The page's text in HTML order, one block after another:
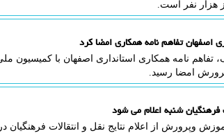
هزار نفر است.
اصفهان تفاهم نامه همکاری امضا کرد
امضا رسید.
فرهنگیان شنبه اعلام می شود
از اعلام نتایج نقل و انتقالات فرهنگیان در۶ تیر اطلاع داد.